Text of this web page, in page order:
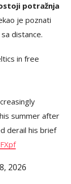
potražnja
je poznati
distance.
in free
summer after
derail his brief
2026